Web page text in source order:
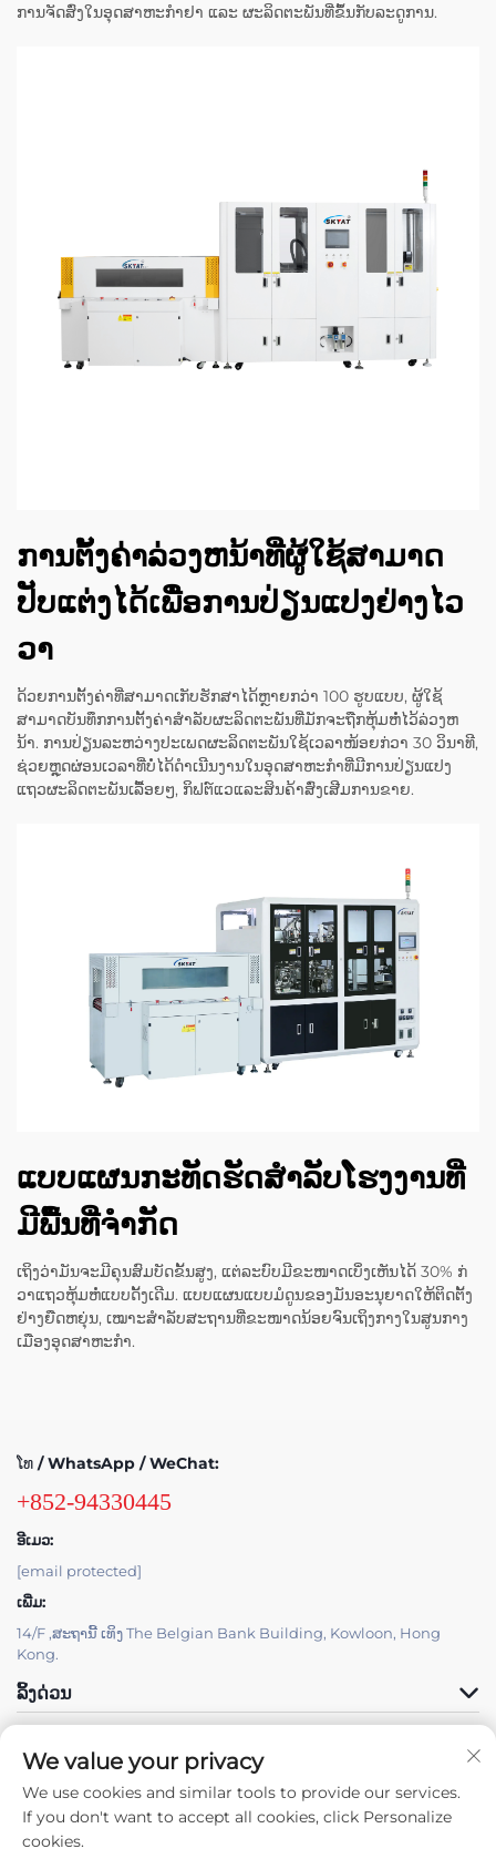
ການຈັດສົ່ງໃນອຸດສາຫະກໍາຢາ ແລະ ຜະລິດຕະພັນທີ່ຂຶ້ນກັບລະດູການ.
ການຕັ້ງຄ່າລ່ວງຫນ້າທີ່ຜູ້ໃຊ້ສາມາດ
ປັບແຕ່ງໄດ້ເພື່ອການປ່ຽນແປງຢ່າງໄວ
ວາ
ດ້ວຍການຕັ້ງຄ່າທີ່ສາມາດເກັບຮັກສາໄດ້ຫຼາຍກວ່າ 100 ຮູບແບບ, ຜູ້ໃຊ້
ສາມາດບັນທຶກການຕັ້ງຄ່າສໍາລັບຜະລິດຕະພັນທີ່ມັກຈະຖືກຫຸ້ມຫໍ່ໄວ້ລ່ວງຫ
ນ້າ. ການປ່ຽນລະຫວ່າງປະເພດຜະລິດຕະພັນໃຊ້ເວລາໜ້ອຍກ່ວາ 30 ວິນາທີ,
ຊ່ວຍຫຼຸດຜ່ອນເວລາທີ່ບໍ່ໄດ້ດໍາເນີນງານໃນອຸດສາຫະກໍາທີ່ມີການປ່ຽນແປງ
ແຖວຜະລິດຕະພັນເລື້ອຍໆ, ກິຟຕ໌ແວແລະສິນຄ້າສົ່ງເສີມການຂາຍ.
ແບບແຜນກະທັດຮັດສໍາລັບໂຮງງານທີ່
ມີພື້ນທີ່ຈໍາກັດ
ເຖິງວ່າມັນຈະມີຄຸນສົມບັດຂັ້ນສູງ, ແຕ່ລະບົບມີຂະໜາດເບິ່ງເຫັນໄດ້ 30% ກ່
ວາແຖວຫຸ້ມຫໍ່ແບບດັ້ງເດີມ. ແບບແຜນແບບມໍດູນຂອງມັນອະນຸຍາດໃຫ້ຕິດຕັ້ງ
ຢ່າງຍືດຫຍຸ່ນ, ເໝາະສຳລັບສະຖານທີ່ຂະໜາດນ້ອຍຈົນເຖິງກາງໃນສູນກາງ
ເມືອງອຸດສາຫະກໍາ.
ໂທ / WhatsApp / WeChat:
+852-94330445
ອີເມວ:
[email protected]
ເພີ່ມ:
14/F ,ສະຖານີ້ ເທິງ The Belgian Bank Building, Kowloon, Hong
Kong.
ລິ້ງດ່ວນ
We value your privacy
We use cookies and similar tools to provide our services.
If you don't want to accept all cookies, click Personalize
cookies.